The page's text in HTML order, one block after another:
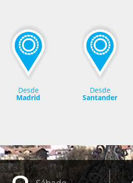
Desde
Madrid
Desde
Santander